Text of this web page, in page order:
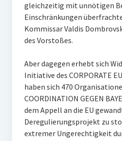
gleichzeitig mit unnötigen
Einschränkungen
Kommissar Valdis
des Vorstoßes.
Aber dagegen erhebt sich
Initiative des CORPORATE
haben sich 470
COORDINATION GEGEN
dem Appell an die EU
Deregulierungsprojekt zu
extremer Ungerechtigkeit